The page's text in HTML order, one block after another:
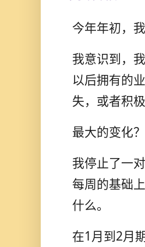
今年年初，
我意识到，
以后拥有的
失，或者积
最大的变化？
我停止了一
每周的基础
什么。
在1月到2月